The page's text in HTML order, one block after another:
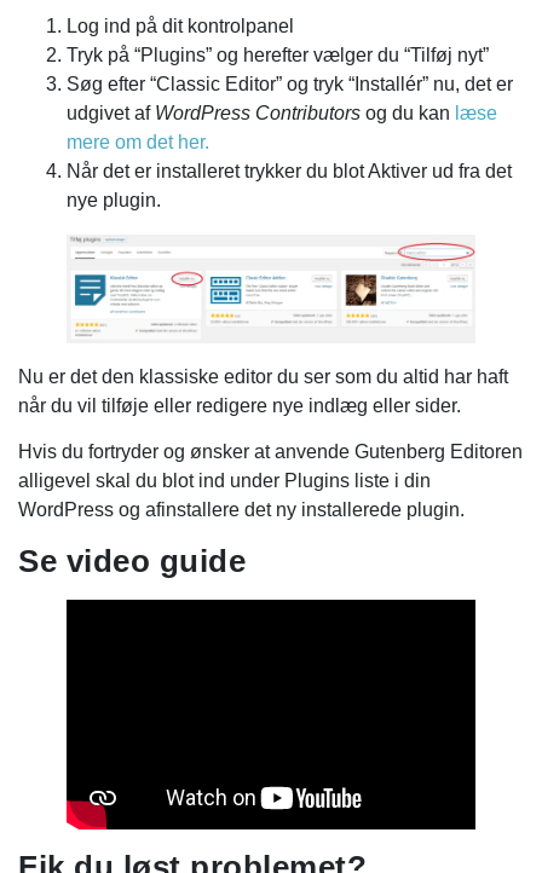
Log ind på dit kontrolpanel
Tryk på “Plugins” og herefter vælger du “Tilføj nyt”
Søg efter “Classic Editor” og tryk “Installér” nu, det er
udgivet af WordPress Contributors og du kan læse
mere om det her.
Når det er installeret trykker du blot Aktiver ud fra det
nye plugin.
Nu er det den klassiske editor du ser som du altid har haft
når du vil tilføje eller redigere nye indlæg eller sider.
Hvis du fortryder og ønsker at anvende Gutenberg Editoren
alligevel skal du blot ind under Plugins liste i din
WordPress og afinstallere det ny installerede plugin.
Se video guide